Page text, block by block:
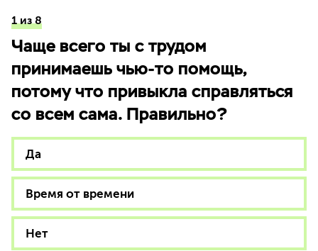
1 из 8
Чаще всего ты с трудом
принимаешь чью-то помощь,
потому что привыкла справляться
со всем сама. Правильно?
Да
Время от времени
Нет